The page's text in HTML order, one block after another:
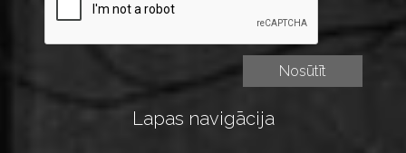
Lapas navigācija